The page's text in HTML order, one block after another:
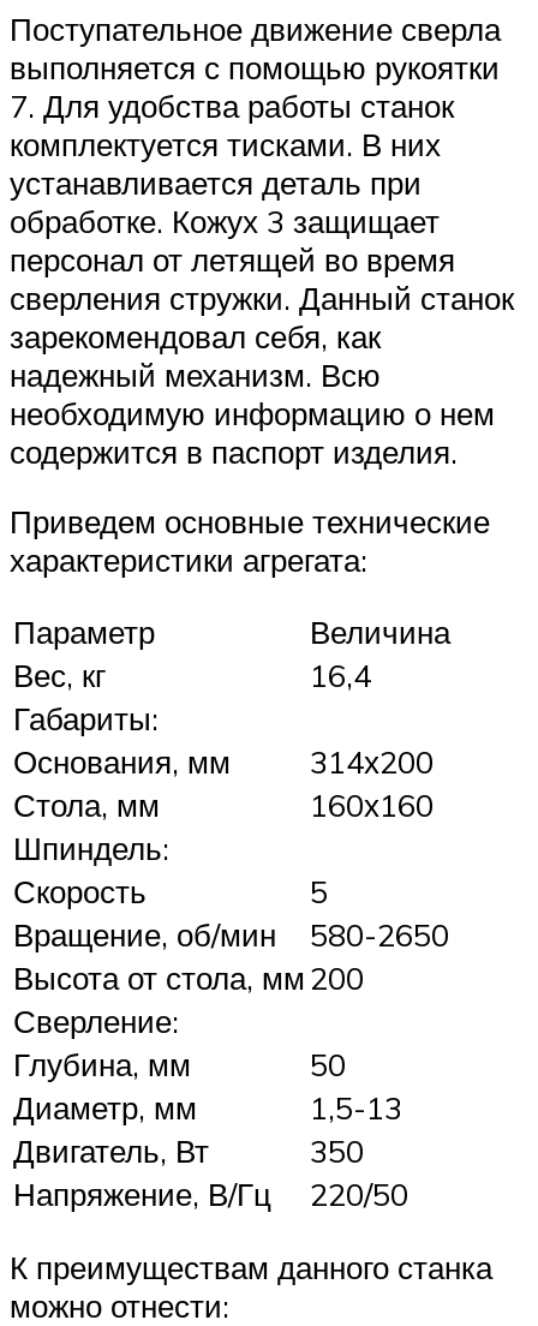
Поступательное движение сверла
выполняется с помощью рукоятки
7. Для удобства работы станок
комплектуется тисками. В них
устанавливается деталь при
обработке. Кожух 3 защищает
персонал от летящей во время
сверления стружки. Данный станок
зарекомендовал себя, как
надежный механизм. Всю
необходимую информацию о нем
содержится в паспорт изделия.
Приведем основные технические
характеристики агрегата:
Параметр
Величина
Вес, кг
16,4
Габариты:
Основания, мм
314х200
Стола, мм
160х160
Шпиндель:
Скорость
5
Вращение, об/мин
580-2650
Высота от стола, мм 200
Сверление:
Глубина, мм
50
Диаметр, мм
1,5-13
Двигатель, Вт
350
Напряжение, В/Гц
220/50
К преимуществам данного станка
можно отнести: